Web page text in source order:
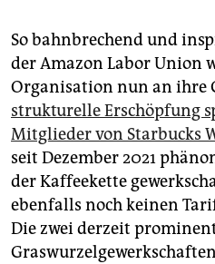
So bahnbrechend und
der Amazon Labor Union
Organisation nun an ihre
strukturelle Erschöpfung
Mitglieder von Starbucks
seit Dezember 2021
der Kaffeekette
ebenfalls noch keinen
Die zwei derzeit